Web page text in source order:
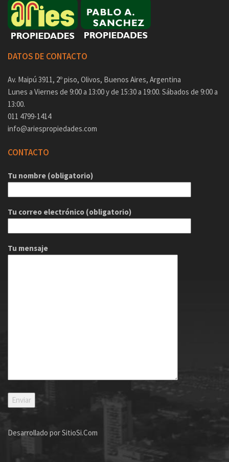
DATOS DE CONTACTO
Av. Maipú 3911, 2º piso, Olivos, Buenos Aires, Argentina
Lunes a Viernes de 9:00 a 13:00 y de 15:30 a 19:00. Sábados de 9:00 a
13:00.
011 4799-1414
info@ariespropiedades.com
CONTACTO
Tu nombre (obligatorio)
Tu correo electrónico (obligatorio)
Tu mensaje
Desarrollado porSitioSi.Com